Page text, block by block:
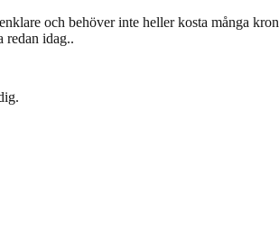
och behöver inte heller kosta många
redan idag..